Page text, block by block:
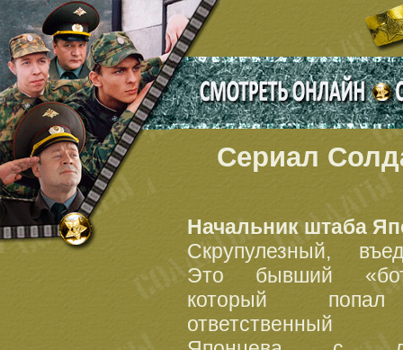
Сериал
Начальник штаба
Скрупулезный,
Это бывший
который
ответственный